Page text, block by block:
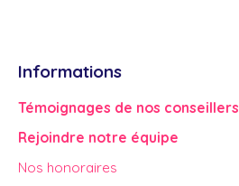
Informations
Témoignages de nos conseillers
Rejoindre notre équipe
Nos honoraires